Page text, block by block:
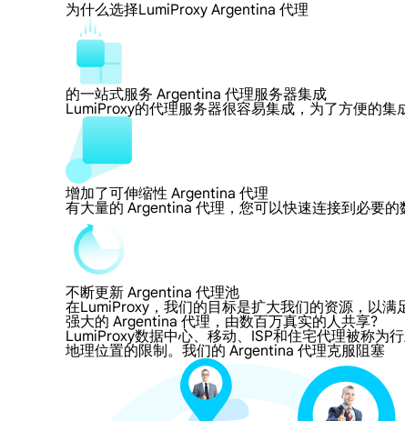
为什么选择LumiProxy Argentina 代理
的一站式服务 Argentina 代理服务器集成
LumiProxy的代理服务器很容易集成，为了方便的
增加了可伸缩性 Argentina 代理
有大量的 Argentina 代理，您可以快速连接到必要
不断更新 Argentina 代理池
在LumiProxy，我们的目标是扩大我们的资源，以
强大的 Argentina 代理，由数百万真实的人共享?
LumiProxy数据中心、移动、ISP和住宅代理被称为
地理位置的限制。我们的 Argentina 代理克服阻塞